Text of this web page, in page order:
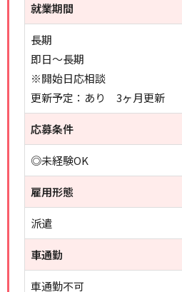
就業期間
長期
即日～長期
※開始日応相談
更新予定：あり 3ヶ月更新
応募条件
◎未経験OK
雇用形態
派遣
車通勤
車通勤不可